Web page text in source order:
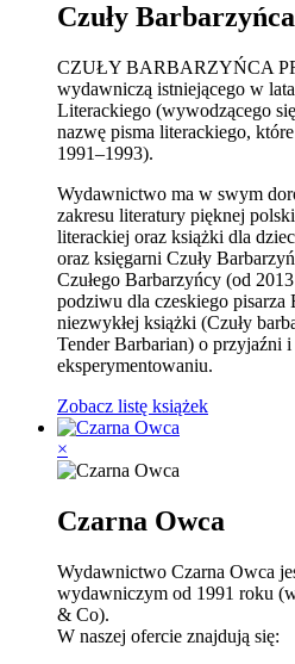
Czuły
CZUŁY BARBARZYŃCA
wydawniczą istniejącego w
Literackiego (wywodzącego
nazwę pisma literackiego,
1991–1993).
Wydawnictwo ma w swym
zakresu literatury pięknej
literackiej oraz książki dla
oraz księgarni Czuły
Czułego Barbarzyńcy (od
podziwu dla czeskiego
niezwykłej książki (Czuły
Tender Barbarian) o przyjaźni
eksperymentowaniu.
Zobacz listę książek
×
Czarna Owca
Wydawnictwo Czarna Owca
wydawniczym od 1991 roku
& Co).
W naszej ofercie znajdują się: